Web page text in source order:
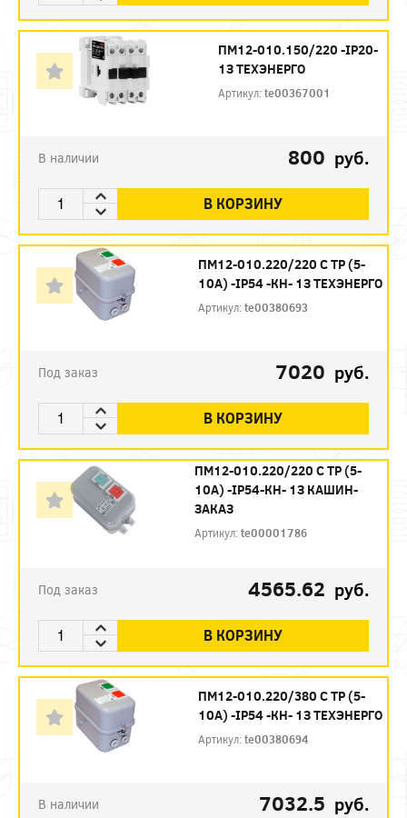
ПМ12-010.150/220 -IP20-
1З ТЕХЭНЕРГО
Артикул:te00367001
В наличии 800 руб.
В КОРЗИНУ
ПМ12-010.220/220 С ТР (5-
10А) -IP54 -КН- 1З ТЕХЭНЕРГО
Артикул:te00380693
Под заказ 7020 руб.
В КОРЗИНУ
ПМ12-010.220/220 С ТР (5-
10А) -IP54-КН- 1З КАШИН-
ЗАКАЗ
Артикул:te00001786
Под заказ 4565.62 руб.
В КОРЗИНУ
ПМ12-010.220/380 С ТР (5-
10А) -IP54 -КН- 1З ТЕХЭНЕРГО
Артикул:te00380694
В наличии 7032.5 руб.